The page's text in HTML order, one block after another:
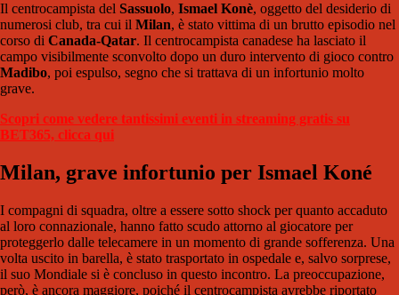
Il centrocampista del Sassuolo, Ismael Konè, oggetto del desiderio di
numerosi club, tra cui il Milan, è stato vittima di un brutto episodio nel
corso di Canada-Qatar. Il centrocampista canadese ha lasciato il
campo visibilmente sconvolto dopo un duro intervento di gioco contro
Madibo, poi espulso, segno che si trattava di un infortunio molto
grave.
Scopri come vedere tantissimi eventi in streaming gratis su
BET365, clicca qui
Milan, grave infortunio per Ismael Koné
I compagni di squadra, oltre a essere sotto shock per quanto accaduto
al loro connazionale, hanno fatto scudo attorno al giocatore per
proteggerlo dalle telecamere in un momento di grande sofferenza. Una
volta uscito in barella, è stato trasportato in ospedale e, salvo sorprese,
il suo Mondiale si è concluso in questo incontro. La preoccupazione,
però, è ancora maggiore, poiché il centrocampista avrebbe riportato